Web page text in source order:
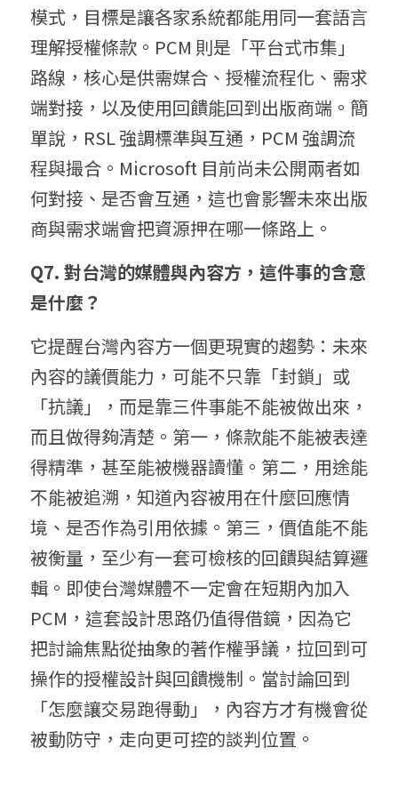
模式，目標是讓各家系統都能用同一套語言
理解授權條款。PCM 則是「平台式市集」
路線，核心是供需媒合、授權流程化、需求
端對接，以及使用回饋能回到出版商端。簡
單說，RSL 強調標準與互通，PCM 強調流
程與撮合。Microsoft 目前尚未公開兩者如
何對接、是否會互通，這也會影響未來出版
商與需求端會把資源押在哪一條路上。
Q7. 對台灣的媒體與內容方，這件事的含意
是什麼？
它提醒台灣內容方一個更現實的趨勢：未來
內容的議價能力，可能不只靠「封鎖」或
「抗議」，而是靠三件事能不能被做出來，
而且做得夠清楚。第一，條款能不能被表達
得精準，甚至能被機器讀懂。第二，用途能
不能被追溯，知道內容被用在什麼回應情
境、是否作為引用依據。第三，價值能不能
被衡量，至少有一套可檢核的回饋與結算邏
輯。即使台灣媒體不一定會在短期內加入
PCM，這套設計思路仍值得借鏡，因為它
把討論焦點從抽象的著作權爭議，拉回到可
操作的授權設計與回饋機制。當討論回到
「怎麼讓交易跑得動」，內容方才有機會從
被動防守，走向更可控的談判位置。